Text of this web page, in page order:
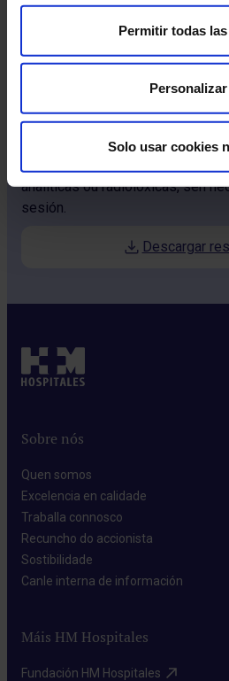
Permitir todas
Personalizar
Solo usar cookies
Queres
das túas probas?
Descarga rapidamente os
analíticas ou radiolóxicas, sen
sesión.
Descargar
Sobre nós
Quen somos​
Excelencia en calidade​
Traballa connosco​
Recuncho do accionista​
Sostibilidade​
Canle interna de información​
Máis HM Hospitales
Fundación HM Hospitales​